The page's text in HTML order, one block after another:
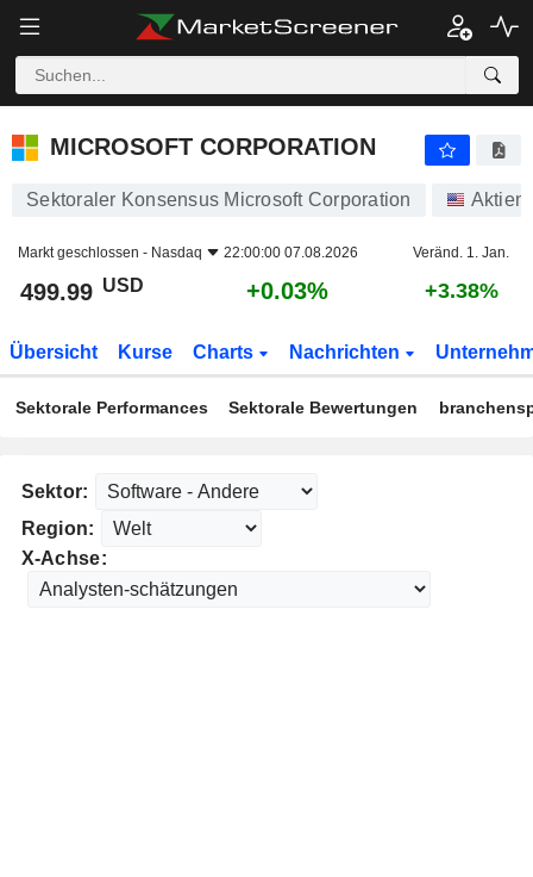
MICROSOFT CORPORATION
MICROSOFT CORPORATION
Sektoraler Konsensus Microsoft Corporation Aktien
Markt geschlossen - Nasdaq 22:00:00 07.08.2026 Veränd. 1. Jan.
499.99 USD +0.03% +3.38%
Übersicht Kurse Charts Nachrichten
Sektorale Performances Sektorale Bewertungen
Sektor:
Region:
X-Achse: